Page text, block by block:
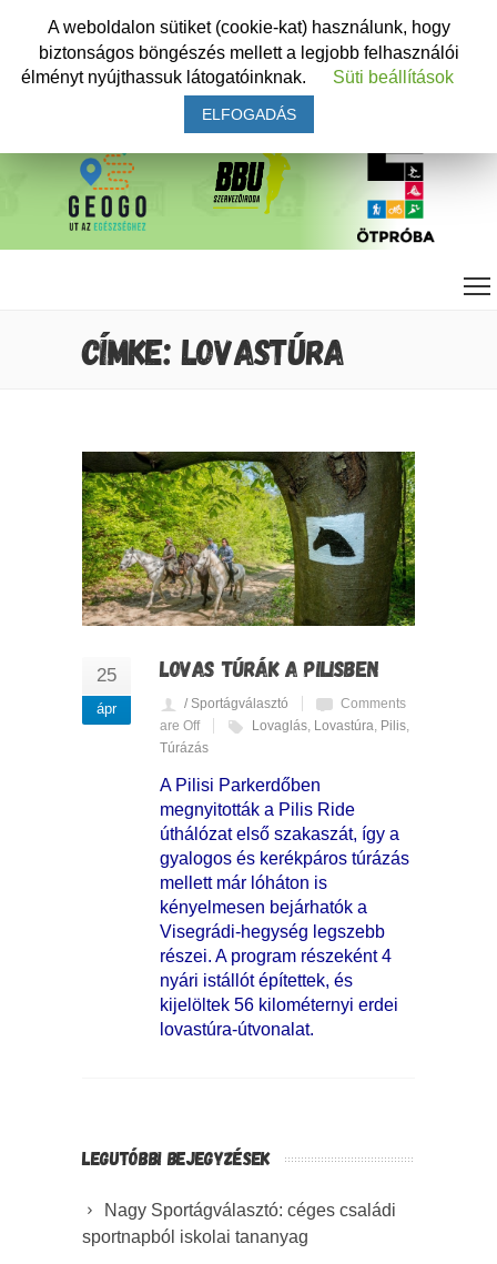
CÍMKE: LOVASTÚRA
25
ápr
LOVAS TÚRÁK A PILISBEN
/ Sportágválasztó
Comments
are Off
Lovaglás Lovastúra Pilis
Túrázás
A Pilisi Parkerdőben
megnyitották a Pilis Ride
úthálózat első szakaszát, így a
gyalogos és kerékpáros túrázás
mellett már lóháton is
kényelmesen bejárhatók a
Visegrádi-hegység legszebb
részei. A program részeként 4
nyári istállót építettek, és
kijelöltek 56 kilométernyi erdei
lovastúra-útvonalat.
LEGUTÓBBI BEJEGYZÉSEK
Nagy Sportágválasztó: céges családi
sportnapból iskolai tananyag
A weboldalon sütiket (cookie-kat) használunk, hogy
biztonságos böngészés mellett a legjobb felhasználói
élményt nyújthassuk látogatóinknak.
Süti beállítások
ELFOGADÁS